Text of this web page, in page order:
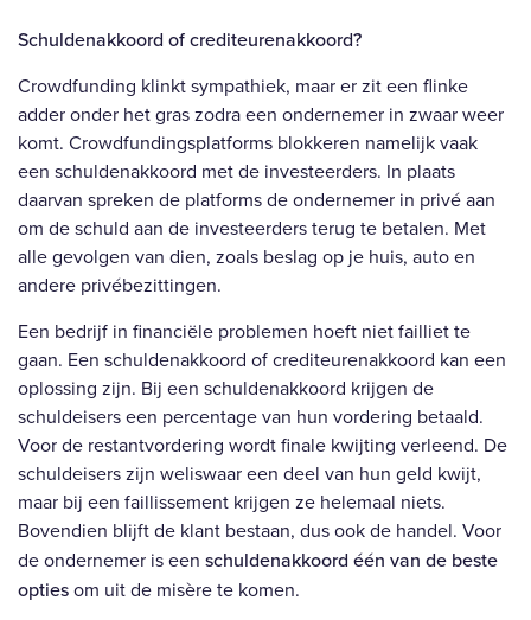
Schuldenakkoord ofcrediteurenakkoord?
Crowdfunding klinkt sympathiek, maar er zit een flinke
adder onder het gras zodra een ondernemer in zwaar weer
komt. Crowdfundingsplatforms blokkeren namelijk vaak
een schuldenakkoord met de investeerders. In plaats
daarvan spreken de platforms de ondernemer in privé aan
om de schuld aan de investeerders terug te betalen. Met
alle gevolgen van dien, zoals beslag op je huis, auto en
andere privébezittingen.
Een bedrijf in financiële problemen hoeft niet failliet te
gaan. Een schuldenakkoord of crediteurenakkoord kan een
oplossing zijn. Bij een schuldenakkoord krijgen de
schuldeisers een percentage van hun vordering betaald.
Voor de restantvordering wordt finale kwijting verleend. De
schuldeisers zijn weliswaar een deel van hun geld kwijt,
maar bij een faillissement krijgen ze helemaal niets.
Bovendien blijft de klant bestaan, dus ook de handel. Voor
de ondernemer is een schuldenakkoord één van de beste
optiesom uit de misère te komen.